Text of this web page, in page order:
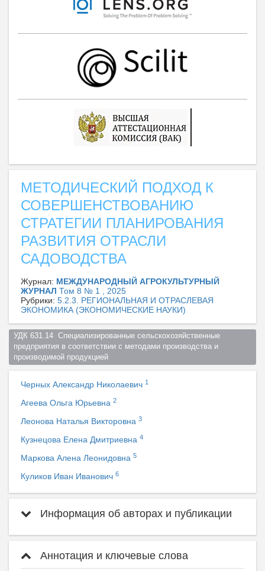
МЕТОДИЧЕСКИЙ ПОДХОД К
СОВЕРШЕНСТВОВАНИЮ
СТРАТЕГИИ ПЛАНИРОВАНИЯ
РАЗВИТИЯ ОТРАСЛИ
САДОВОДСТВА
Журнал: МЕЖДУНАРОДНЫЙ АГРОКУЛЬТУРНЫЙ
ЖУРНАЛ Том 8 № 1 , 2025
Рубрики: 5.2.3. РЕГИОНАЛЬНАЯ И ОТРАСЛЕВАЯ
ЭКОНОМИКА (ЭКОНОМИЧЕСКИЕ НАУКИ)
УДК 631.14  Специализированные сельскохозяйственные
предприятия в соответствии с методами производства и
производимой продукцией
Черных Александр Николаевич 1
Агеева Ольга Юрьевна 2
Леонова Наталья Викторовна 3
Кузнецова Елена Дмитриевна 4
Маркова Алена Леонидовна 5
Куликов Иван Иванович 6
Информация об авторах и публикации
Аннотация и ключевые слова